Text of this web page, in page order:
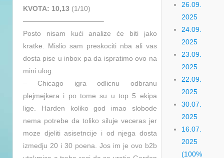
KVOTA: 10,13 (1/10)
———————————–
Posto nisam kući analize će biti jako
kratke. Mislio sam preskociti nba ali vas
dosta pise u inbox pa da ispratimo ovo na
mini ulog.
– Chicago igra odlicnu odbranu
plejmejkera i po tome su u top 5 ekipa
lige. Harden koliko god imao slobode
nema potrebe da toliko siluje veceras jer
moze djeliti asisetncije i od njega dosta
izmedju 20 i 30 poena. Jos im je ovo b2b
26.09.
2025
24.09.
2025
23.09.
2025
22.09.
2025
30.07.
2025
16.07.
2025
(100%